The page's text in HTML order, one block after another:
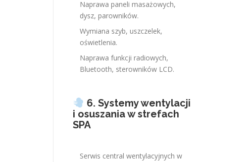
Naprawa paneli masażowych,
dysz, parowników.
Wymiana szyb, uszczelek,
oświetlenia.
Naprawa funkcji radiowych,
Bluetooth, sterowników LCD.
6. Systemy wentylacji
i osuszania w strefach
SPA
Serwis central wentylacyjnych w